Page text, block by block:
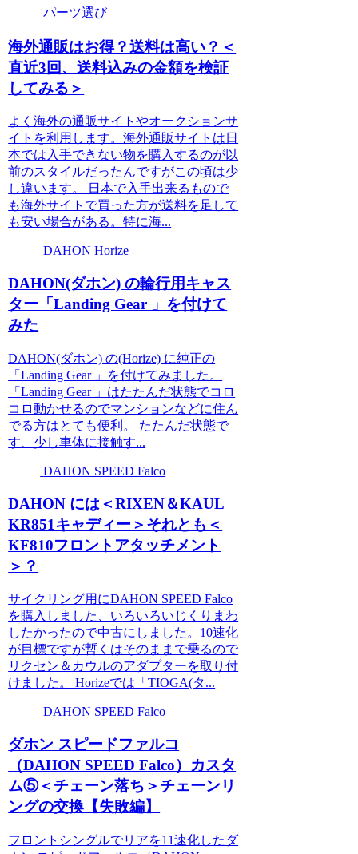
パーツ選び
海外通販はお得？送料は高い？＜
直近3回、送料込みの金額を検証
してみる＞
よく海外の通販サイトやオークションサ
イトを利用します。海外通販サイトは日
本では入手できない物を購入するのが以
前のスタイルだったんですがこの頃は少
し違います。 日本で入手出来るもので
も海外サイトで買った方が送料を足して
も安い場合がある。特に海...
DAHON Horize
DAHON(ダホン) の輪行用キャス
ター「Landing Gear 」を付けて
みた
DAHON(ダホン) の(Horize) に純正の
「Landing Gear 」を付けてみました。
「Landing Gear 」はたたんだ状態でコロ
コロ動かせるのでマンションなどに住ん
でる方はとても便利。 たたんだ状態で
す、少し車体に接触す...
DAHON SPEED Falco
DAHON には＜RIXEN＆KAUL
KR851キャディー＞それとも＜
KF810フロントアタッチメント
＞？
サイクリング用にDAHON SPEED Falco
を購入しました、いろいろいじくりまわ
したかったので中古にしました。10速化
が目標ですが暫くはそのままで乗るので
リクセン＆カウルのアダプターを取り付
けました。 Horizeでは「TIOGA(タ...
DAHON SPEED Falco
ダホン スピードファルコ
（DAHON SPEED Falco）カスタ
ム⑤＜チェーン落ち＞チェーンリ
ングの交換【失敗編】
フロントシングルでリアを11速化したダ